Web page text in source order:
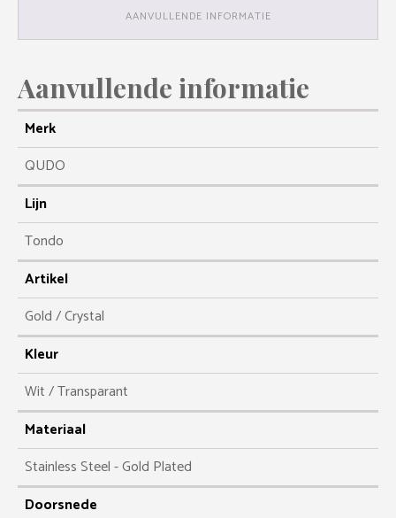
AANVULLENDE INFORMATIE
Aanvullende informatie
Merk
QUDO
Lijn
Tondo
Artikel
Gold / Crystal
Kleur
Wit / Transparant
Materiaal
Stainless Steel - Gold Plated
Doorsnede